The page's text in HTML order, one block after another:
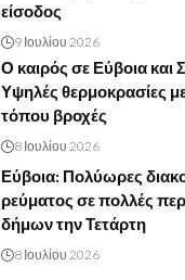
είσοδος
9 Ιουλίου 2026
Ο καιρός σε Εύβοια και
Υψηλές θερμοκρασίες
τόπου βροχές
8 Ιουλίου 2026
Εύβοια: Πολύωρες
ρεύματος σε πολλές
δήμων την Τετάρτη
8 Ιουλίου 2026